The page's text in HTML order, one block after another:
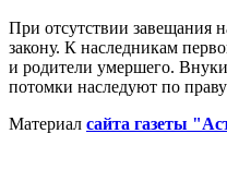
При отсутствии завещания
закону. К наследникам
и родители умершего.
потомки наследуют по
Материал сайта газеты